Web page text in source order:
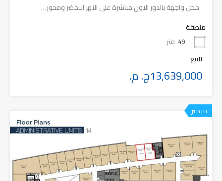
محل واجهة بالدور الاول مباشرة على النهر الاخضر ومحور…
منطقة
49 متر
للبيع
13,639,000ج. م.
متميز